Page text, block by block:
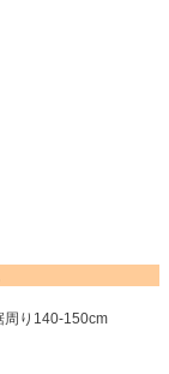
り140-150cm